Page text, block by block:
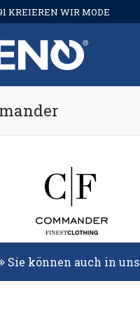
KREIEREN WIR MODE
Sie können auch in